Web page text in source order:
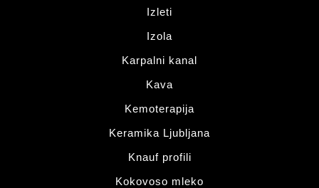
Izleti
Izola
Karpalni kanal
Kava
Kemoterapija
Keramika Ljubljana
Knauf profili
Kokovoso mleko